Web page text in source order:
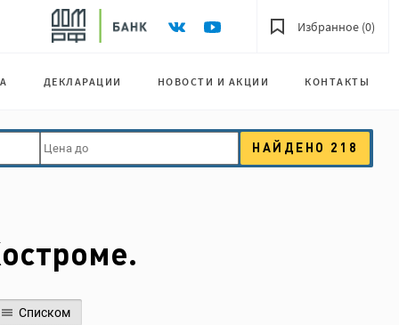
Избранное (0)
ДЕКЛАРАЦИИ НОВОСТИ И АКЦИИ КОНТАКТЫ
НАЙДЕНО 218
Списком